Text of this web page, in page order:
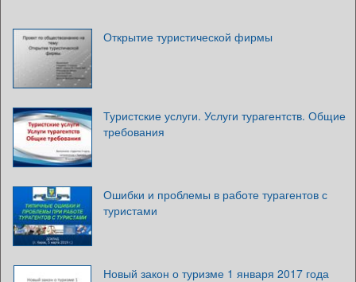
Открытие туристической фирмы
Туристские услуги. Услуги турагентств. Общие
требования
Ошибки и проблемы в работе турагентов с
туристами
Новый закон о туризме 1 января 2017 года